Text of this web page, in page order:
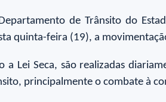
de Trânsito do
quinta-feira (19), a
a Lei Seca, são realizadas
principalmente o combate à